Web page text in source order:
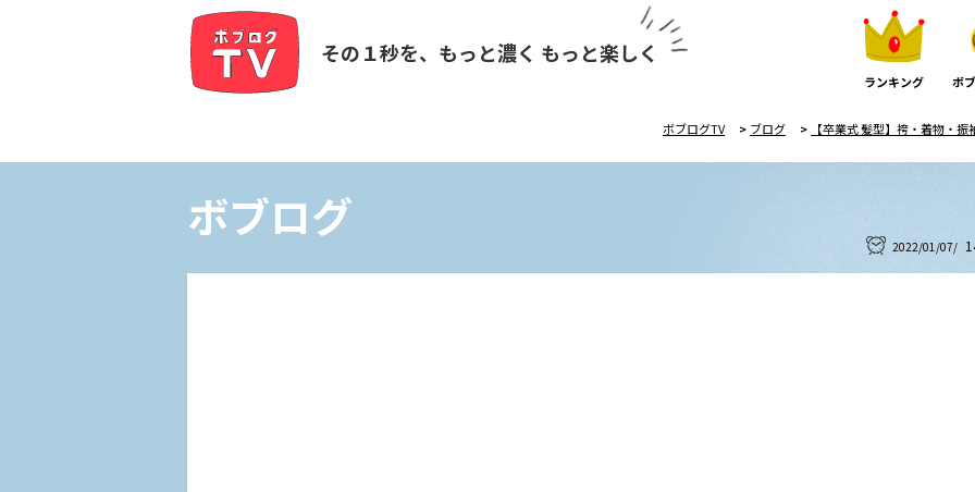
その１秒を、もっと濃く もっと楽しく
ランキング ボ
ボブログTV > ブログ > 【卒業式 髪型】袴・着物・
ボブログ
2022/01/07/